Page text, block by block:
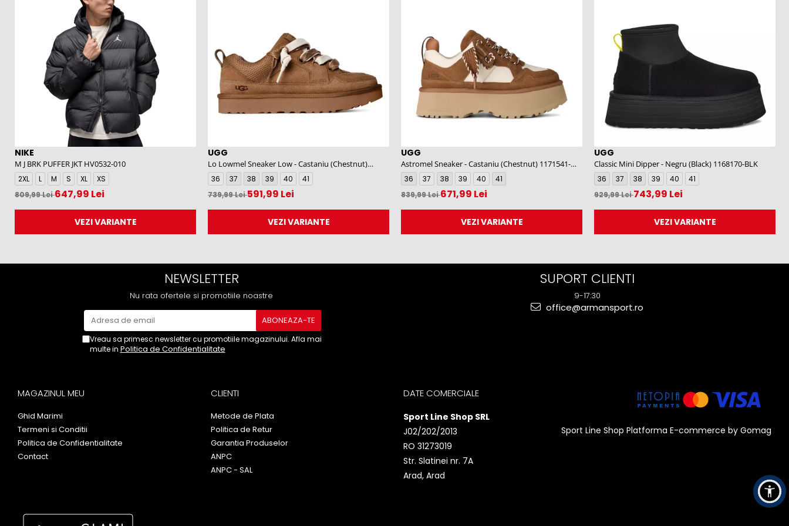
NIKE
M J BRK PUFFER JKT HV0532-010
2XL L M S XL
XS
809,99 Lei647,99 Lei
VEZI VARIANTE
UGG
Lo Lowmel Sneaker Low - Castaniu (Chestnut)
1168890-CHE
36 37 38 39 40
41
739,99 Lei591,99 Lei
VEZI VARIANTE
UGG
Astromel Sneaker - Castaniu (Chestnut) 1171541-
CHE
36 37 38 39 40
41
839,99 Lei671,99 Lei
VEZI VARIANTE
UGG
Classic Mini Dipper - Negru (Black) 1168170-BLK
36 37 38 39 40
41
929,99 Lei743,99 Lei
VEZI VARIANTE
NEWSLETTER
Nu rata ofertele si promotiile noastre
Vreau sa primesc newsletter cu promotiile magazinului. Afla mai
multe in Politica de Confidentialitate
SUPORT CLIENTI
9-17:30
office@armansport.ro
MAGAZINUL MEU
Ghid Marimi
Termeni si Conditii
Politica de Confidentialitate
Contact
CLIENTI
Metode de Plata
Politica de Retur
Garantia Produselor
ANPC
ANPC - SAL
DATE COMERCIALE
Sport Line Shop SRL
J02/202/2013
RO 31273019
Str. Slatinei nr. 7A
Arad, Arad
Sport Line Shop Platforma E-commerce by Gomag